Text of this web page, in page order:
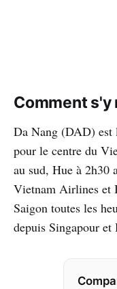
Comment s'y
Da Nang (DAD) est
pour le centre du
au sud, Hue à 2h30
Vietnam Airlines et
Saigon toutes les
depuis Singapour et